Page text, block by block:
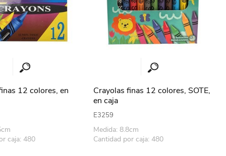
12 colores, en
caja: 480
Crayolas finas 12 colores, SOTE,
en caja
E3259
Medida: 8.8cm
Cantidad por caja: 480